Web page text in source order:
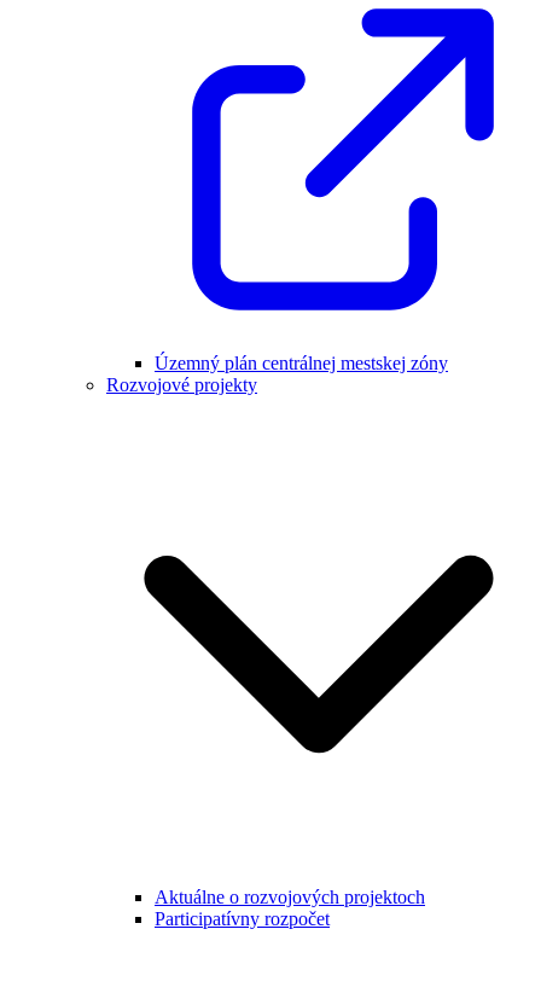
Územný plán centrálnej mestskej zóny
Rozvojové projekty
Aktuálne o rozvojových projektoch
Participatívny rozpočet